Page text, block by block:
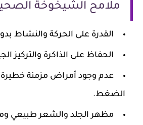
ملامح الشيخوخة
القدرة على الحركة والنشاط
الحفاظ على الذاكرة والتركيز
عدم وجود أمراض مزمنة
الضغط.
مظهر الجلد والشعر طبيعي